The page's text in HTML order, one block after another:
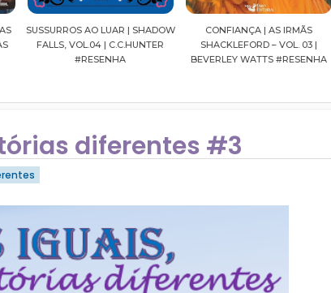
CONFIANÇA | AS IRMÃS
SHACKLEFORD – VOL. 03 |
BEVERLEY WATTS #RESENHA
DIÁRIOS DE UMA APOTECÁRIA |
MANGÁ, VOL.04 | NATSU HYUUGA
diferentes #3